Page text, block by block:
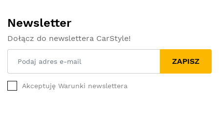
Newsletter
Dołącz do newslettera CarStyle!
ZAPISZ
Akceptuję Warunki newslettera